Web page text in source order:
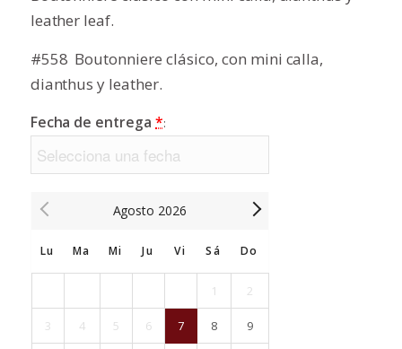
leather leaf.
#558 Boutonniere clásico, con mini calla,
dianthus y leather.
Fecha de entrega*:
Agosto 2026
Lu Ma Mi Ju Vi Sá Do
1 2
3 4 5 6 7 8 9